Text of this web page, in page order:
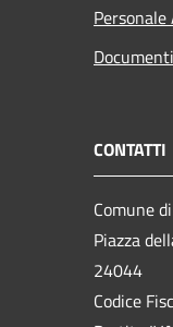
CONTATTI
Comune
Piazza
24044
Codice